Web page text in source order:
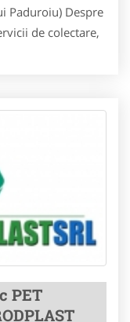
Paduroiu) Despre
de colectare,
PET